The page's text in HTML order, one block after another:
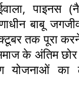
पाइनस
बाबू
तक पूरा
के अंतिम
योजनाओं